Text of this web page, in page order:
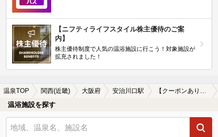
【ニフティライフスタイル株主優待のご案
内】
株主優待制度で人気の温浴施設に行こう！対象施設が
拡充されました！
温泉TOP 関西(近畿) 大阪府 安治川口駅
温浴施設を探す